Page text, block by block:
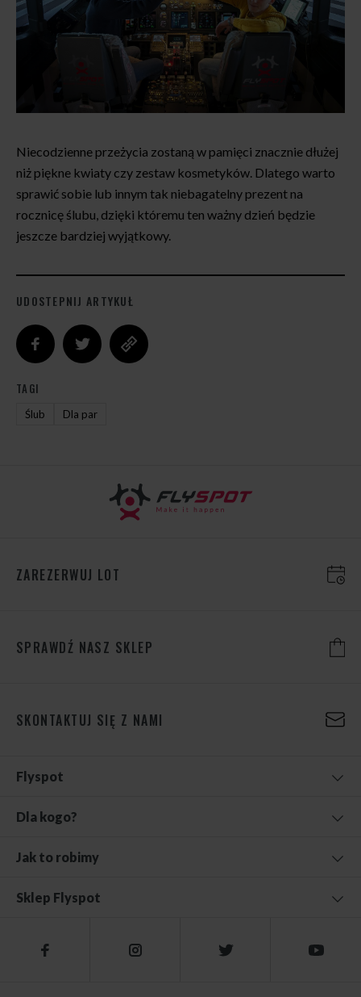
Niecodzienne przeżycia zostaną w pamięci znacznie dłużej
niż piękne kwiaty czy zestaw kosmetyków. Dlatego warto
sprawić sobie lub innym tak niebagatelny prezent na
rocznicę ślubu, dzięki któremu ten ważny dzień będzie
jeszcze bardziej wyjątkowy.
UDOSTEPNIJ ARTYKUŁ
TAGI
Ślub Dla par
ZAREZERWUJ LOT
SPRAWDŹ NASZ SKLEP
SKONTAKTUJ SIĘ Z NAMI
Flyspot
Dla kogo?
Jak to robimy
Sklep Flyspot